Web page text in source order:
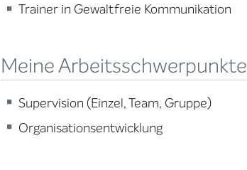
Trainer in Gewaltfreie Kommunikation
Meine Arbeitsschwerpunkte
Supervision (Einzel, Team, Gruppe)
Organisationsentwicklung